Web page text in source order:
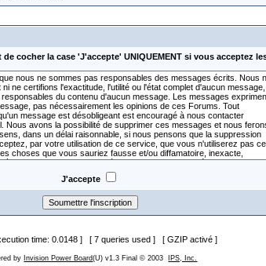
cocher la case 'J'accepte' UNIQUEMENT si vous acceptez
J'accepte
time: 0.0148 ] [ 7 queries used ] [ GZIP activé ]
by Invision Power Board(U) v1.3 Final © 2003 IPS, Inc.